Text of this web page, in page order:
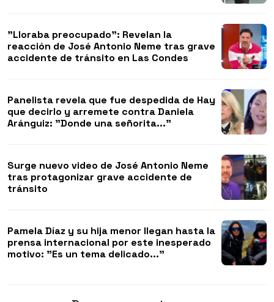
"Lloraba preocupado": Revelan la
reacción de José Antonio Neme tras grave
accidente de tránsito en Las Condes
Panelista revela que fue despedida de Hay
que decirlo y arremete contra Daniela
Aránguiz: "Donde una señorita..."
Surge nuevo video de José Antonio Neme
tras protagonizar grave accidente de
tránsito
Pamela Díaz y su hija menor llegan hasta la
prensa internacional por este inesperado
motivo: "Es un tema delicado..."